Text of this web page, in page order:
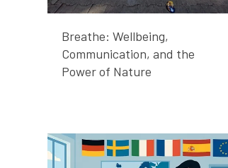
Breathe: Wellbeing,
Communication, and the
Power of Nature